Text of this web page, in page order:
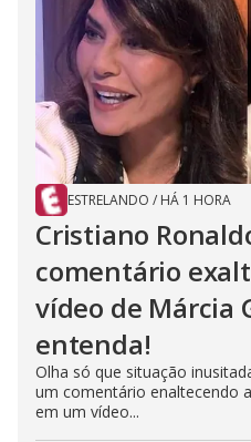
ESTRELANDO / HÁ 1 HORA
Cristiano
comentário
vídeo de Márcia
entenda!
Olha só que situação
um comentário enaltecendo
em um vídeo...